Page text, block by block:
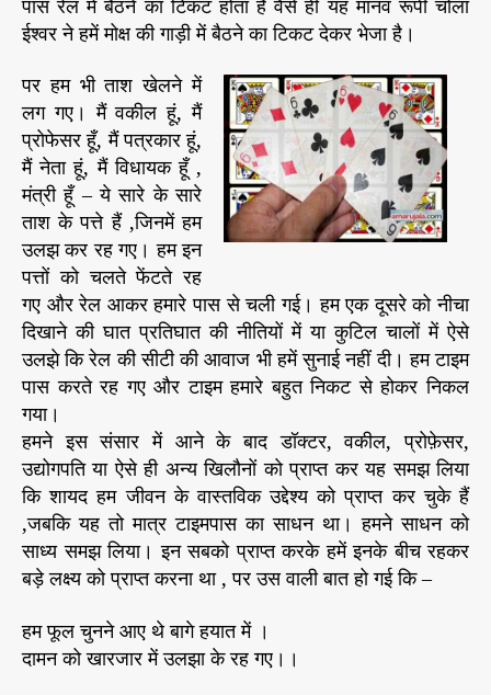
ईश्वर ने हमें मोक्ष की गाड़ी में बैठने का टिकट देकर भेजा है।
पर हम भी ताश खेलने में
लग गए। मैं वकील हूं, मैं
प्रोफेसर हूँ, मैं पत्रकार हूं,
मैं नेता हूं, मैं विधायक हूँ ,
मंत्री हूँ – ये सारे के सारे
ताश के पत्ते हैं ,जिनमें हम
उलझ कर रह गए। हम इन
पत्तों को चलते फेंटते रह
गए और रेल आकर हमारे पास से चली गई। हम एक दूसरे को नीचा
दिखाने की घात प्रतिघात की नीतियों में या कुटिल चालों में ऐसे
उलझे कि रेल की सीटी की आवाज भी हमें सुनाई नहीं दी। हम टाइम
पास करते रह गए और टाइम हमारे बहुत निकट से होकर निकल
गया।
हमने इस संसार में आने के बाद डॉक्टर, वकील, प्रोफ़ेसर,
उद्योगपति या ऐसे ही अन्य खिलौनों को प्राप्त कर यह समझ लिया
कि शायद हम जीवन के वास्तविक उद्देश्य को प्राप्त कर चुके हैं
,जबकि यह तो मात्र टाइमपास का साधन था। हमने साधन को
साध्य समझ लिया। इन सबको प्राप्त करके हमें इनके बीच रहकर
बड़े लक्ष्य को प्राप्त करना था , पर उस वाली बात हो गई कि –
हम फूल चुनने आए थे बागे हयात में ।
दामन को खारजार में उलझा के रह गए।।